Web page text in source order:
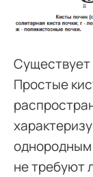
Существует
Простые
не требуют